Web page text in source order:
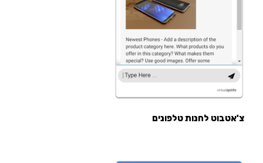
צ'אטבוט לחנות טלפונים